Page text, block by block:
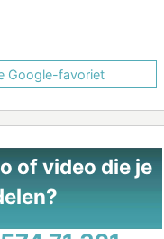
Google-favoriet
of video die je